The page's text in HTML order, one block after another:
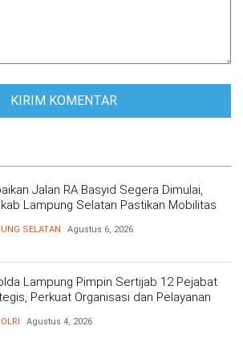
Jalan RA Basyid Segera Dimulai,
Lampung Selatan Pastikan Mobilitas
SELATAN Agustus 6, 2026
Lampung Pimpin Sertijab 12 Pejabat
Perkuat Organisasi dan Pelayanan
Agustus 4, 2026